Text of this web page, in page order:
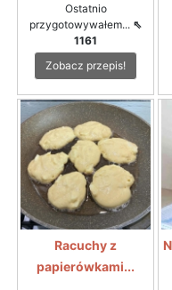
Ostatnio
przygotowywałem... ⇖
1161
Zobacz przepis!
Racuchy z
papierówkami...